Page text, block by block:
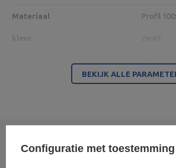
Materiaal Profil
Benodigde ruimte 0,41 m
BEKIJK ALLE
Schrijf uw mening
Configuratie met toestemming